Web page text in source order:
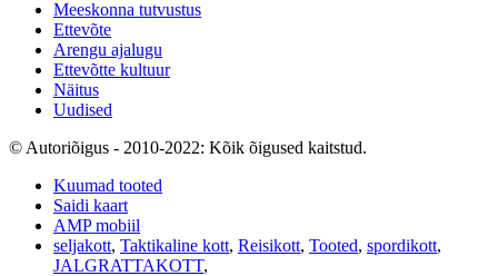
Meeskonna tutvustus
Ettevõte
Arengu ajalugu
Ettevõtte kultuur
Näitus
Uudised
© Autoriõigus - 2010-2022: Kõik õigused kaitstud.
Kuumad tooted
Saidi kaart
AMP mobiil
seljakott, Taktikaline kott, Reisikott, Tooted, spordikott,
JALGRATTAKOTT,